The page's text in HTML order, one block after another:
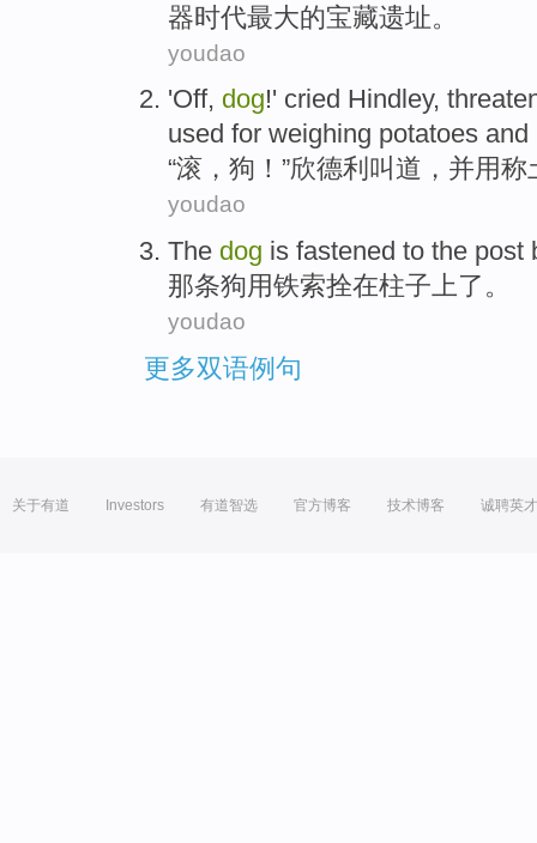
器时代最大的宝藏遗址。
youdao
'Off, dog!' cried Hindley,
used for weighing potatoes and
“滚， 狗 ！”欣德利 叫道 ，并用称
youdao
The dog is fastened to the post
那条狗用铁索拴在柱子上了。
youdao
更多双语例句
关于有道 Investors 有道智选 官方博客 技术博客 诚聘英才